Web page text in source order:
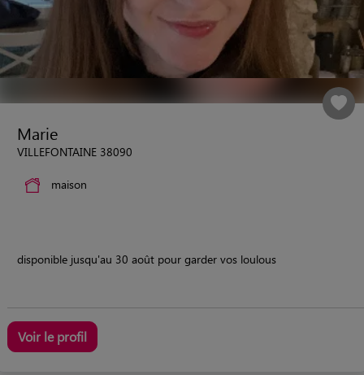
Marie
VILLEFONTAINE 38090
maison
disponible jusqu'au 30 août pour garder vos loulous
Voir le profil